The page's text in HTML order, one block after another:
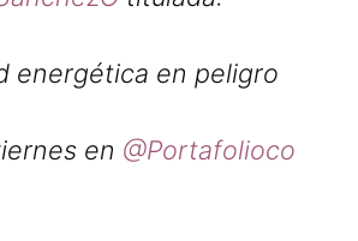
energética en peligro
en @Portafolioco